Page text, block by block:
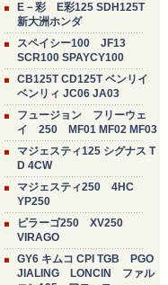
E－彩 E彩125 SDH125T
新大洲ホンダ
スペイシー100 JF13
SCR100 SPAYCY100
CB125T CD125T ベンリイ
ベンリィ JC06 JA03
フュージョン フリーウェ
イ 250 MF01 MF02 MF03
マジェスティ125 シグナス T
D 4CW
マジェスティ250 4HC
YP250
ビラーゴ250 XV250
VIRAGO
GY6 キムコ CPI TGB PGO
JIALING LONCIN ファル